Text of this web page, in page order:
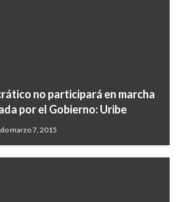
no participará en marcha
por el Gobierno: Uribe
marzo 7, 2015